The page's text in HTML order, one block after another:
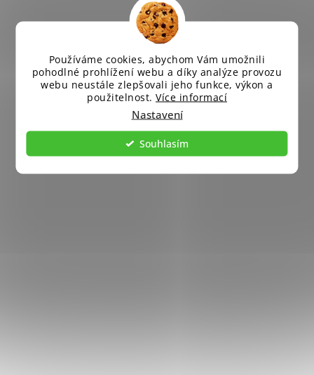
Používáme cookies, abychom Vám umožnili
pohodlné prohlížení webu a díky analýze provozu
webu neustále zlepšovali jeho funkce, výkon a
použitelnost. Více informací
Nastavení
Souhlasím